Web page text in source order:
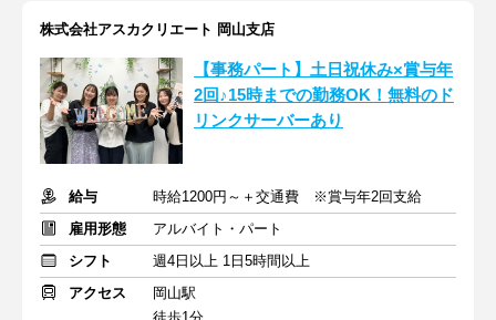
株式会社アスカクリエート 岡山支店
【事務パート】土日祝休み×賞与年
2回♪15時までの勤務OK！無料のド
リンクサーバーあり
給与
時給1200円～＋交通費 ※賞与年2回支給
雇用形態
アルバイト・パート
シフト
週4日以上 1日5時間以上
アクセス
岡山駅